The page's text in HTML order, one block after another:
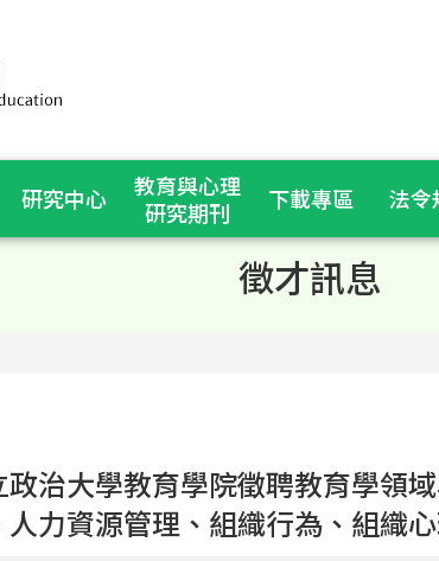
研究中心
教育與心理
研究期刊
下載專區 法令
徵才訊息
政治大學教育學院徵聘教育學領
人力資源管理、組織行為、組織